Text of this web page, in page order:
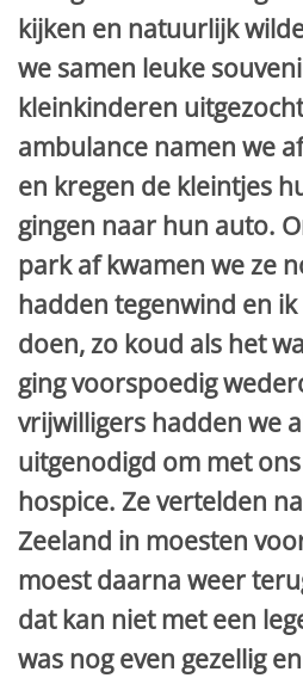
kijken en natuurlijk
we samen leuke
kleinkinderen
ambulance namen we
en kregen de kleintjes
gingen naar hun auto.
park af kwamen we ze
hadden tegenwind en
doen, zo koud als het
ging voorspoedig
vrijwilligers hadden we
uitgenodigd om met
hospice. Ze vertelden
Zeeland in moesten
moest daarna weer
dat kan niet met een
was nog even gezellig